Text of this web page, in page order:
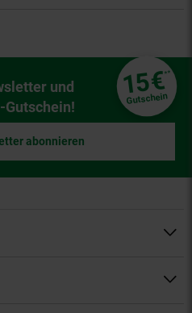
und
Gutschein!
15€**
Gutschein
abonnieren